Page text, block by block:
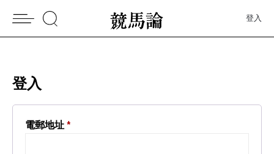
登入
登入
電郵地址 *